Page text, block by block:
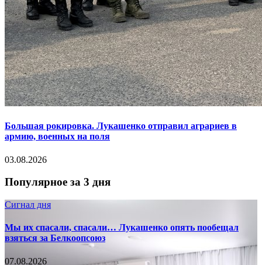
Большая рокировка. Лукашенко отправил аграриев в
армию, военных на поля
03.08.2026
Популярное за 3 дня
Сигнал дня
Мы их спасали, спасали… Лукашенко опять пообещал
взяться за Белкоопсоюз
07.08.2026